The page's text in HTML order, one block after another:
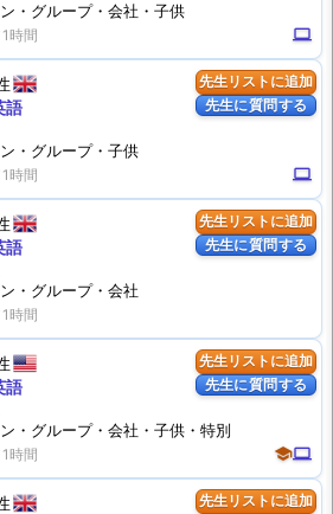
computer
・グループ・会社・子供
先生リストに追加
先生に質問する
computer
語
・グループ・子供
先生リストに追加
先生に質問する
語
・グループ・会社
先生リストに追加
先生に質問する
schoolcomputer
語
・グループ・会社・子供・特別
先生リストに追加